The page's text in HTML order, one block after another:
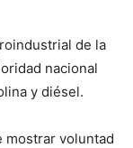
de la
nacional
y diésel.
mostrar voluntad